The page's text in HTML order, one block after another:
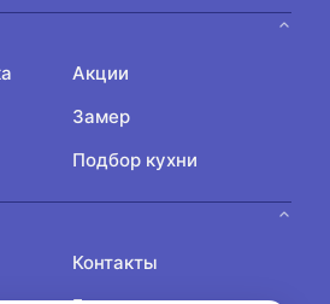
Акции
Замер
Подбор кухни
Контакты